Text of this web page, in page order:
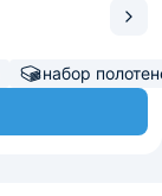
набор